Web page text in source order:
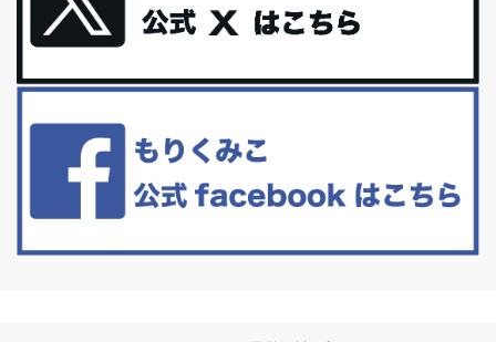
更年期を穏やかに乗りきるために今できる５つのこと。
アラフィフからの体と心の整え方。 私も気づけばアラフィフ、これ
といった更年期症状はまだ...
白髪・美容・免疫力、現代人に足りないのは海藻！
リーブオイルorごま油をたらす。&n...